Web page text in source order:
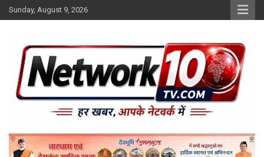
Skip
to
Sunday, August 9, 2026
Network10tv